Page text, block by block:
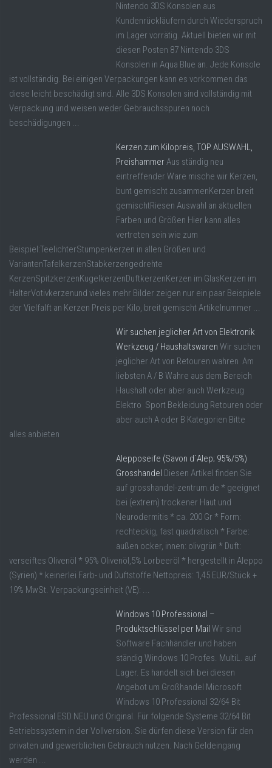
Nintendo 3DS Konsolen aus
Kundenrückläufern durch Wiederspruch
im Lager vorrätig. Aktuell bieten wir mit
diesen Posten 87 Nintendo 3DS
Konsolen in Aqua Blue an. Jede Konsole
ist vollständig. Bei einigen Verpackungen kann es vorkommen das
diese leicht beschädigt sind. Alle 3DS Konsolen sind vollständig mit
Verpackung und weisen weder Gebrauchsspuren noch
beschädigungen ...
Kerzen zum Kilopreis, TOP AUSWAHL,
PreishammerAus ständig neu
eintreffender Ware mische wir Kerzen,
bunt gemischt zusammenKerzen breit
gemischtRiesen Auswahl an aktuellen
Farben und Größen Hier kann alles
vertreten sein wie zum
Beispiel:TeelichterStumpenkerzen in allen Größen und
VariantenTafelkerzenStabkerzengedrehte
KerzenSpitzkerzenKugelkerzenDuftkerzenKerzen im GlasKerzen im
HalterVotivkerzenund vieles mehr Bilder zeigen nur ein paar Beispiele
der Vielfalft an Kerzen Preis per Kilo, breit gemischt Artikelnummer ...
Wir suchen jeglicher Art von Elektronik
Werkzeug / Haushaltswaren Wir suchen
jeglicher Art von Retouren wahren Am
liebsten A / B Wahre aus dem Bereich
Haushalt oder aber auch Werkzeug
Elektro Sport Bekleidung Retouren oder
aber auch A oder B Kategorien Bitte
alles anbieten
Alepposeife (Savon d`Alep; 95%/5%)
Grosshandel Diesen Artikel finden Sie
auf grosshandel-zentrum.de * geeignet
bei (extrem) trockener Haut und
Neurodermitis * ca. 200 Gr * Form:
rechteckig, fast quadratisch * Farbe:
außen ocker, innen: olivgrün * Duft:
verseiftes Olivenöl * 95% Olivenöl,5% Lorbeeröl * hergestellt in Aleppo
(Syrien) * keinerlei Farb- und Duftstoffe Nettopreis: 1,45 EUR/Stück +
19% MwSt. Verpackungseinheit (VE): ...
Windows 10 Professional –
Produktschlüssel per Mail Wir sind
Software Fachhändler und haben
ständig Windows 10 Profes. MultiL. auf
Lager. Es handelt sich bei diesen
Angebot um Großhandel Microsoft
Windows 10 Professional 32/64 Bit
Professional ESD NEU und Original. Für folgende Systeme 32/64 Bit
Betriebssystem in der Vollversion. Sie dürfen diese Version für den
privaten und gewerblichen Gebrauch nutzen. Nach Geldeingang
werden ...